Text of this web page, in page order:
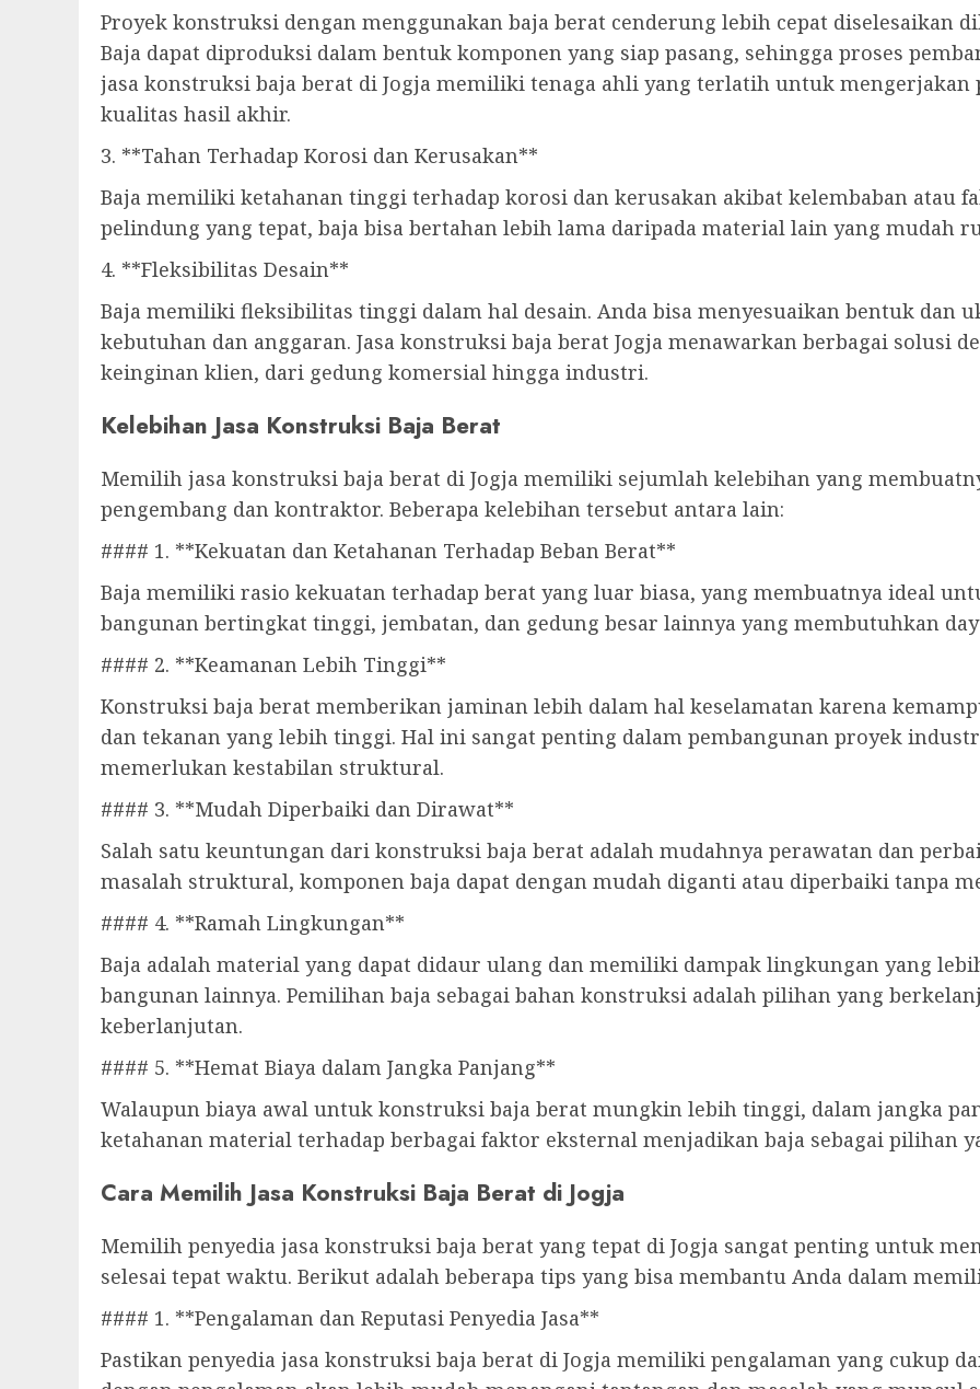
Proyek konstruksi dengan menggunakan baja berat cenderung lebih cepat diselesaikan
Baja dapat diproduksi dalam bentuk komponen yang siap pasang, sehingga proses
jasa konstruksi baja berat di Jogja memiliki tenaga ahli yang terlatih untuk mengerjakan
kualitas hasil akhir.
3. **Tahan Terhadap Korosi dan Kerusakan**
Baja memiliki ketahanan tinggi terhadap korosi dan kerusakan akibat kelembaban atau
pelindung yang tepat, baja bisa bertahan lebih lama daripada material lain yang mudah
4. **Fleksibilitas Desain**
Baja memiliki fleksibilitas tinggi dalam hal desain. Anda bisa menyesuaikan bentuk dan
kebutuhan dan anggaran. Jasa konstruksi baja berat Jogja menawarkan berbagai solusi
keinginan klien, dari gedung komersial hingga industri.
Kelebihan Jasa Konstruksi Baja Berat
Memilih jasa konstruksi baja berat di Jogja memiliki sejumlah kelebihan yang
pengembang dan kontraktor. Beberapa kelebihan tersebut antara lain:
#### 1. **Kekuatan dan Ketahanan Terhadap Beban Berat**
Baja memiliki rasio kekuatan terhadap berat yang luar biasa, yang membuatnya ideal
bangunan bertingkat tinggi, jembatan, dan gedung besar lainnya yang membutuhkan
#### 2. **Keamanan Lebih Tinggi**
Konstruksi baja berat memberikan jaminan lebih dalam hal keselamatan karena
dan tekanan yang lebih tinggi. Hal ini sangat penting dalam pembangunan proyek
memerlukan kestabilan struktural.
#### 3. **Mudah Diperbaiki dan Dirawat**
Salah satu keuntungan dari konstruksi baja berat adalah mudahnya perawatan dan
masalah struktural, komponen baja dapat dengan mudah diganti atau diperbaiki tanpa
#### 4. **Ramah Lingkungan**
Baja adalah material yang dapat didaur ulang dan memiliki dampak lingkungan yang
bangunan lainnya. Pemilihan baja sebagai bahan konstruksi adalah pilihan yang
keberlanjutan.
#### 5. **Hemat Biaya dalam Jangka Panjang**
Walaupun biaya awal untuk konstruksi baja berat mungkin lebih tinggi, dalam jangka
ketahanan material terhadap berbagai faktor eksternal menjadikan baja sebagai pilihan
Cara Memilih Jasa Konstruksi Baja Berat di Jogja
Memilih penyedia jasa konstruksi baja berat yang tepat di Jogja sangat penting untuk
selesai tepat waktu. Berikut adalah beberapa tips yang bisa membantu Anda dalam
#### 1. **Pengalaman dan Reputasi Penyedia Jasa**
Pastikan penyedia jasa konstruksi baja berat di Jogja memiliki pengalaman yang cukup